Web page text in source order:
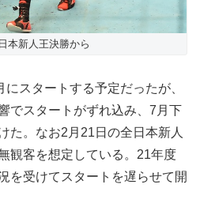
本新人王決勝から
スタートする予定だったが、
でスタートがずれ込み、7月下
た。なお2月21日の全日本新人
観客を想定している。21年度
を受けてスタートを遅らせて開